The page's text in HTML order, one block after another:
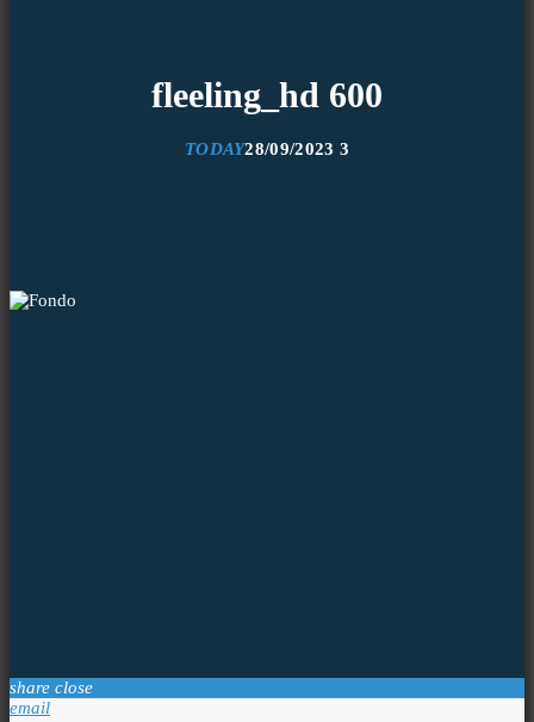
fleeling_hd 600
TODAY28/09/2023 3
share close
email